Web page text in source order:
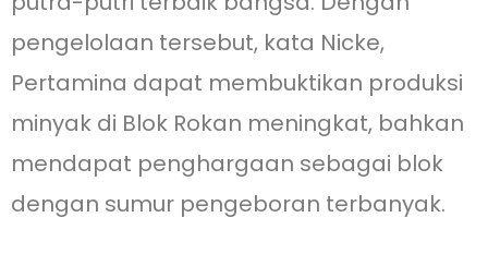
pengelolaan tersebut, kata Nicke,
Pertamina dapat membuktikan produksi
minyak di Blok Rokan meningkat, bahkan
mendapat penghargaan sebagai blok
dengan sumur pengeboran terbanyak.